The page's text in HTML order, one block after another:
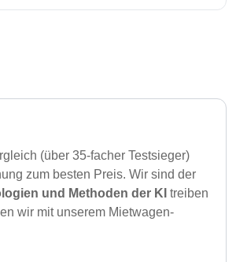
(über 35-facher Testsieger)
zum besten Preis. Wir sind der
und Methoden der KI treiben
wir mit unserem Mietwagen-